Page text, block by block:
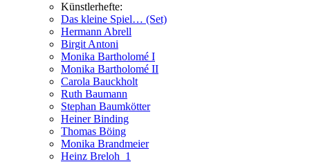
Künstlerhefte:
Das kleine Spiel… (Set)
Hermann Abrell
Birgit Antoni
Monika Bartholomé I
Monika Bartholomé II
Carola Bauckholt
Ruth Baumann
Stephan Baumkötter
Heiner Binding
Thomas Böing
Monika Brandmeier
Heinz Breloh_1